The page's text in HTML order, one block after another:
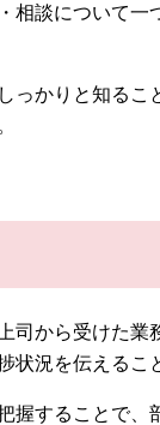
相談について一
っかりと知るこ
司から受けた業
状況を伝えるこ
握することで